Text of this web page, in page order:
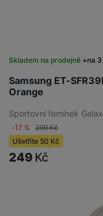
Samsung ET-
Orange
Skladem na prodejně na
Sportovní řemínek
-17 % 299Kč
Ušetříte 50 Kč
249 Kč